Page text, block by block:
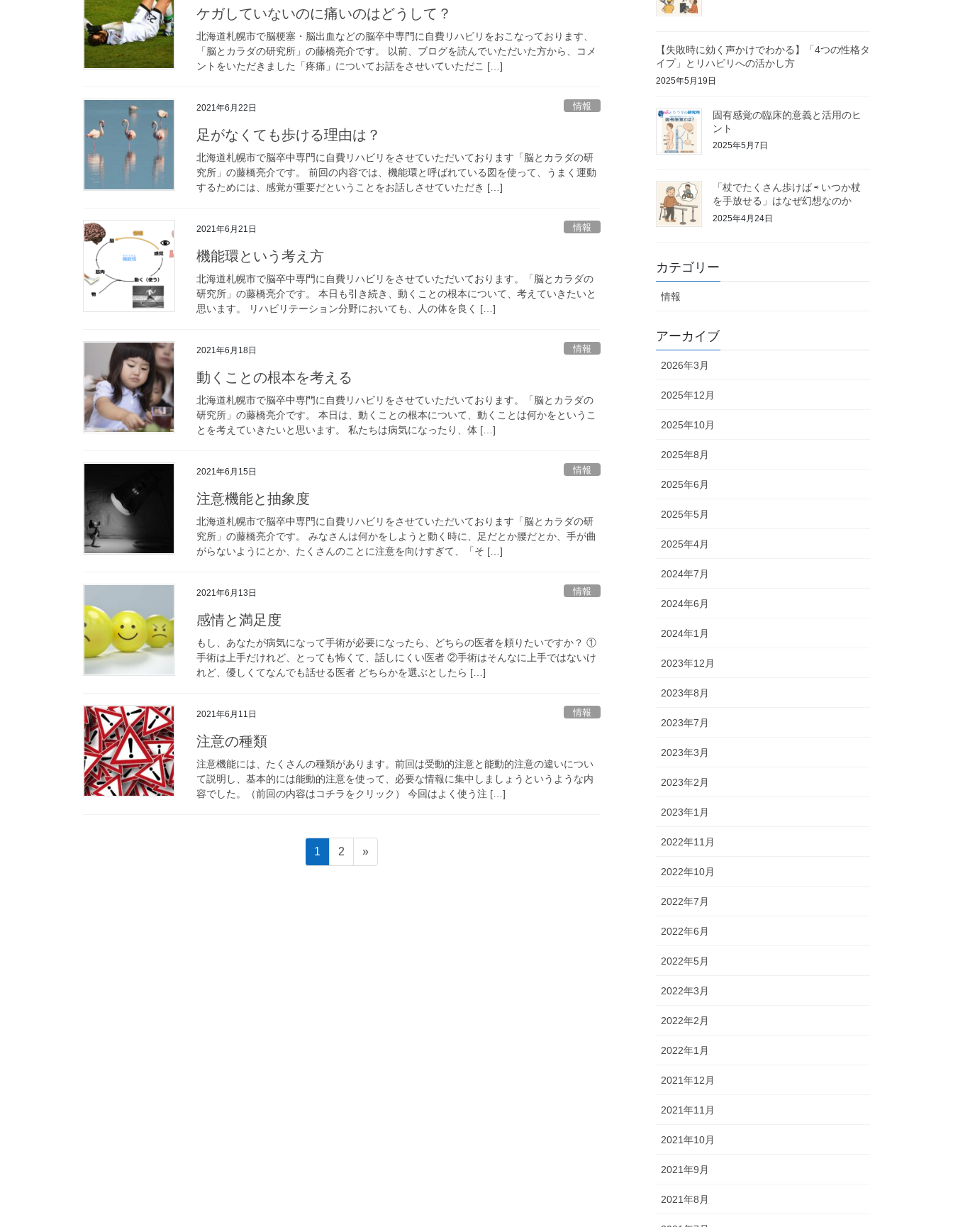
ケガしていないのに痛いのはどうして？
北海道札幌市で脳梗塞・脳出血などの脳卒中専門に自費リハビリをおこなっております、
「脳とカラダの研究所」の藤橋亮介です。 以前、ブログを読んでいただいた方から、コメ
ントをいただきました「疼痛」についてお話をさせいていただこ […]
2021年6月22日 情報
足がなくても歩ける理由は？
北海道札幌市で脳卒中専門に自費リハビリをさせていただいております「脳とカラダの研
究所」の藤橋亮介です。 前回の内容では、機能環と呼ばれている図を使って、うまく運動
するためには、感覚が重要だということをお話しさせていただき […]
2021年6月21日 情報
機能環という考え方
北海道札幌市で脳卒中専門に自費リハビリをさせていただいております。「脳とカラダの
研究所」の藤橋亮介です。 本日も引き続き、動くことの根本について、考えていきたいと
思います。 リハビリテーション分野においても、人の体を良く […]
2021年6月18日 情報
動くことの根本を考える
北海道札幌市で脳卒中専門に自費リハビリをさせていただいております。「脳とカラダの
研究所」の藤橋亮介です。 本日は、動くことの根本について、動くことは何かをというこ
とを考えていきたいと思います。 私たちは病気になったり、体 […]
2021年6月15日 情報
注意機能と抽象度
北海道札幌市で脳卒中専門に自費リハビリをさせていただいております「脳とカラダの研
究所」の藤橋亮介です。 みなさんは何かをしようと動く時に、足だとか腰だとか、手が曲
がらないようにとか、たくさんのことに注意を向けすぎて、「そ […]
2021年6月13日 情報
感情と満足度
もし、あなたが病気になって手術が必要になったら、どちらの医者を頼りたいですか？ ①
手術は上手だけれど、とっても怖くて、話しにくい医者 ②手術はそんなに上手ではないけ
れど、優しくてなんでも話せる医者 どちらかを選ぶとしたら […]
2021年6月11日 情報
注意の種類
注意機能には、たくさんの種類があります。前回は受動的注意と能動的注意の違いについ
て説明し、基本的には能動的注意を使って、必要な情報に集中しましょうというような内
容でした。（前回の内容はコチラをクリック） 今回はよく使う注 […]
固
定
1
固
定
2 »
【失敗時に効く声かけでわかる】「4つの性格タ
イプ」とリハビリへの活かし方
2025年5月19日
固有感覚の臨床的意義と活用のヒ
ント
2025年5月7日
「杖でたくさん歩けば ⇨ いつか杖
を手放せる」はなぜ幻想なのか
2025年4月24日
カテゴリー
情報
アーカイブ
2026年3月
2025年12月
2025年10月
2025年8月
2025年6月
2025年5月
2025年4月
2024年7月
2024年6月
2024年1月
2023年12月
2023年8月
2023年7月
2023年3月
2023年2月
2023年1月
2022年11月
2022年10月
2022年7月
2022年6月
2022年5月
2022年3月
2022年2月
2022年1月
2021年12月
2021年11月
2021年10月
2021年9月
2021年8月